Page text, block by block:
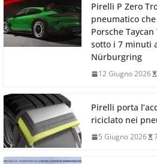
Pirelli P Zero
pneumatico
Porsche Taycan
sotto i 7 minuti
Nürburgring
12 Giugno 2026
Pirelli porta
riciclato nei
5 Giugno 2026